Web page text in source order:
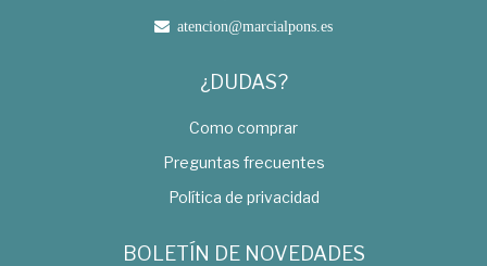
atencion@marcialpons.es
¿DUDAS?
Como comprar
Preguntas frecuentes
Política de privacidad
BOLETÍN DE NOVEDADES